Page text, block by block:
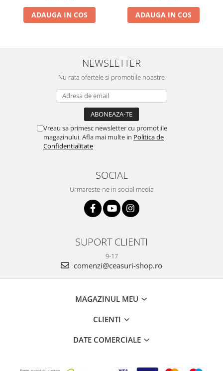
ADAUGA IN COS ADAUGA IN COS
NEWSLETTER
Nu rata ofertele si promotiile noastre
Vreau sa primesc newsletter cu promotiile
magazinului. Afla mai multe in Politica de
Confidentialitate
SOCIAL
Urmareste-ne in social media
SUPORT CLIENTI
9-17
comenzi@ceasuri-shop.ro
MAGAZINUL MEU
CLIENTI
DATE COMERCIALE